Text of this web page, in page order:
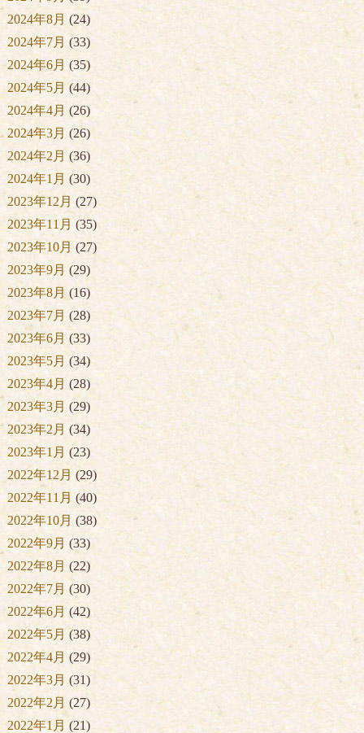
2024年8月 (24)
2024年7月 (33)
2024年6月 (35)
2024年5月 (44)
2024年4月 (26)
2024年3月 (26)
2024年2月 (36)
2024年1月 (30)
2023年12月 (27)
2023年11月 (35)
2023年10月 (27)
2023年9月 (29)
2023年8月 (16)
2023年7月 (28)
2023年6月 (33)
2023年5月 (34)
2023年4月 (28)
2023年3月 (29)
2023年2月 (34)
2023年1月 (23)
2022年12月 (29)
2022年11月 (40)
2022年10月 (38)
2022年9月 (33)
2022年8月 (22)
2022年7月 (30)
2022年6月 (42)
2022年5月 (38)
2022年4月 (29)
2022年3月 (31)
2022年2月 (27)
2022年1月 (21)